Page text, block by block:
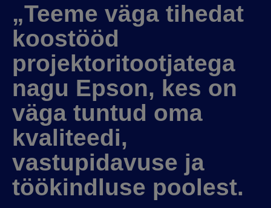
„Teeme väga tihedat
koostööd
projektoritootjatega
nagu Epson, kes on
väga tuntud oma
kvaliteedi,
vastupidavuse ja
töökindluse poolest.